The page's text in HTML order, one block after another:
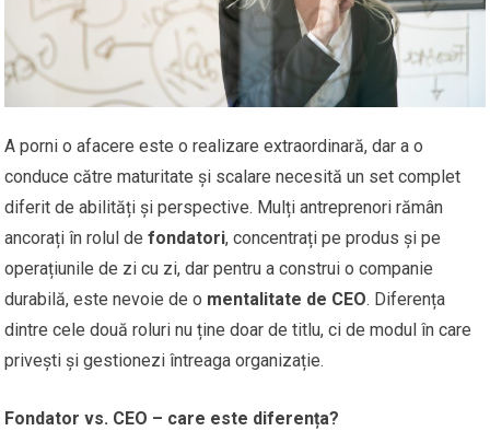
A porni o afacere este o realizare extraordinară, dar a o
conduce către maturitate și scalare necesită un set complet
diferit de abilități și perspective. Mulți antreprenori rămân
ancorați în rolul defondatori, concentrați pe produs și pe
operațiunile de zi cu zi, dar pentru a construi o companie
durabilă, este nevoie de o mentalitate de CEO. Diferența
dintre cele două roluri nu ține doar de titlu, ci de modul în care
privești și gestionezi întreaga organizație.
Fondator vs. CEO – care este diferența?